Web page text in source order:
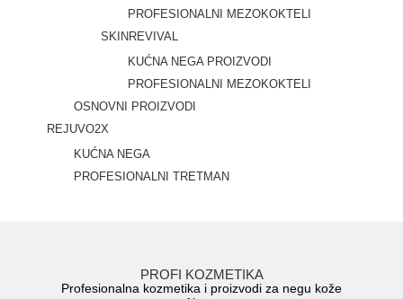
PROFESIONALNI MEZOKOKTELI
SKINREVIVAL
KUĆNA NEGA PROIZVODI
PROFESIONALNI MEZOKOKTELI
OSNOVNI PROIZVODI
REJUVO2X
KUĆNA NEGA
PROFESIONALNI TRETMAN
PROFI KOZMETIKA
Profesionalna kozmetika i proizvodi za negu kože